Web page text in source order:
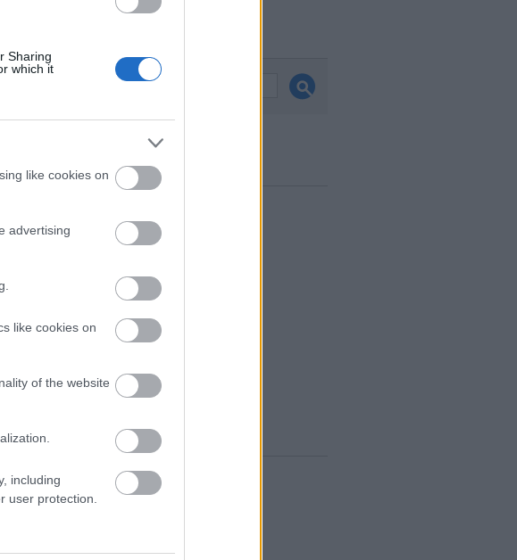
Sharing
which it
like cookies on
advertising
like cookies on
of the website
including
user protection.
Facebook
Archívum
2015 április (1)
2015 március (